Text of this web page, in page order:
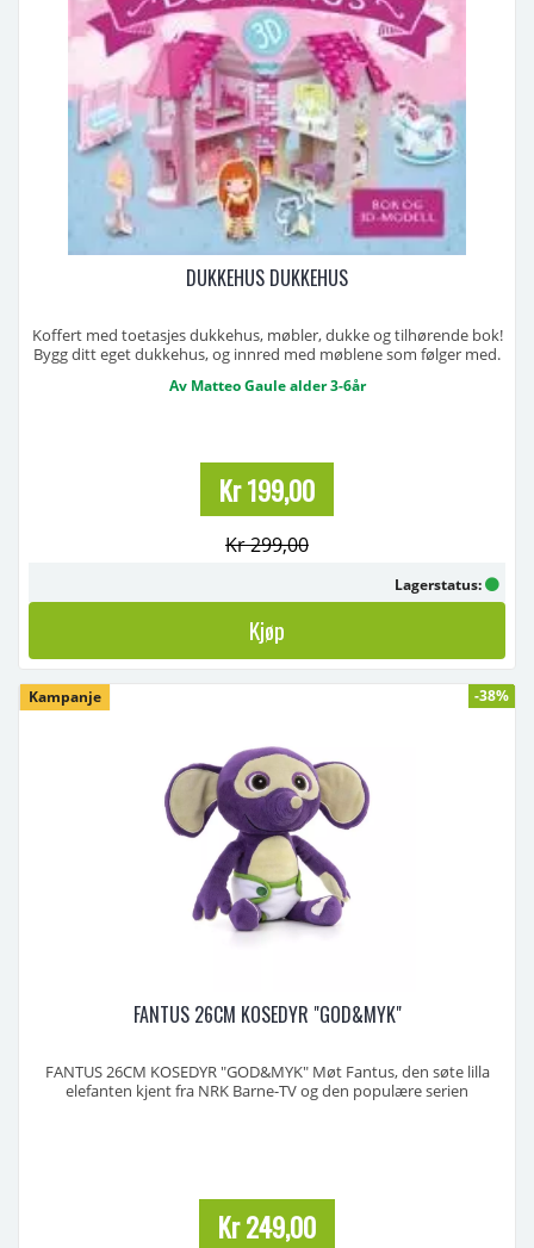
DUKKEHUS DUKKEHUS
Koffert med toetasjes dukkehus, møbler, dukke og tilhørende bok!
Bygg ditt eget dukkehus, og innred med møblene som følger med.
alt det hun holder på med i løpet av en dag. Huset og figurene er i
Av Matteo Gaule alder 3-6år
Kr 199,00
Kr 299,00
Lagerstatus:
Kjøp
Kampanje -38%
FANTUS 26CM KOSEDYR "GOD&MYK"
FANTUS 26CM KOSEDYR "GOD&MYK" Møt Fantus, den søte lilla
elefanten kjent fra NRK Barne-TV og den populære serien
Kr 249,00